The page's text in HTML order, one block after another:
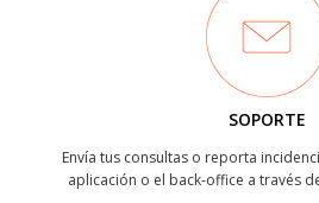
SOPORTE
Envía tus consultas o reporta
aplicación o el back-office a través